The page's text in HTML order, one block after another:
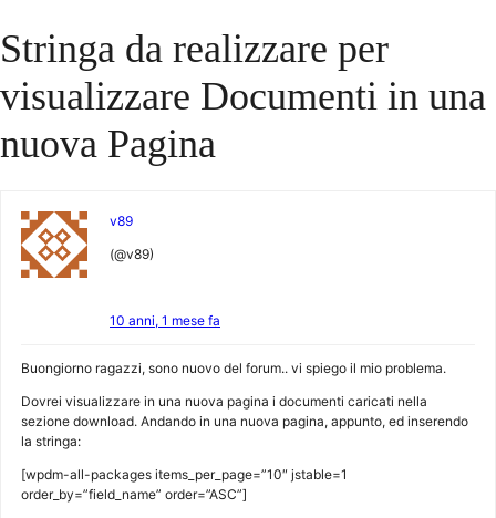
Cerca
Stringa da realizzare per
visualizzare Documenti in una
nuova Pagina
v89
(@v89)
10 anni, 1 mese fa
Buongiorno ragazzi, sono nuovo del forum.. vi spiego il mio problema.
Dovrei visualizzare in una nuova pagina i documenti caricati nella
sezione download. Andando in una nuova pagina, appunto, ed inserendo
la stringa:
[wpdm-all-packages items_per_page=”10″ jstable=1
order_by=”field_name” order=”ASC”]